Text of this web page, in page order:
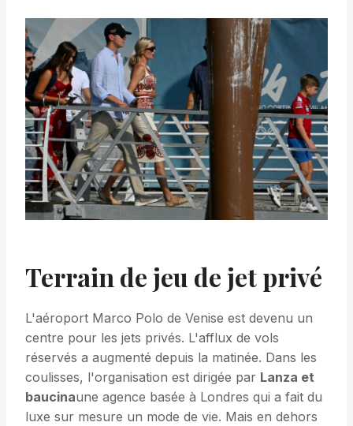
Terrain de jeu de jet privé
L'aéroport Marco Polo de Venise est devenu un
centre pour les jets privés. L'afflux de vols
réservés a augmenté depuis la matinée. Dans les
coulisses, l'organisation est dirigée par Lanza et
baucinaune agence basée à Londres qui a fait du
luxe sur mesure un mode de vie. Mais en dehors